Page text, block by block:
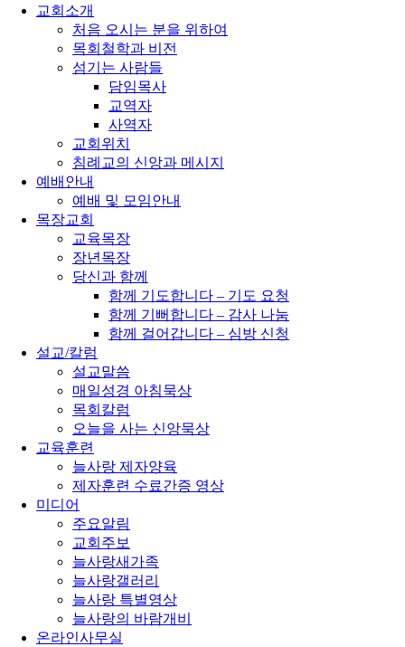
Close
교회소개
처음 오시는 분을 위하여
목회철학과 비전
섬기는 사람들
담임목사
교역자
사역자
교회위치
침례교의 신앙과 메시지
예배안내
예배 및 모임안내
목장교회
교육목장
장년목장
당신과 함께
함께 기도합니다 – 기도 요청
함께 기뻐합니다 – 감사 나눔
함께 걸어갑니다 – 심방 신청
설교/칼럼
설교말씀
매일성경 아침묵상
목회칼럼
오늘을 사는 신앙묵상
교육훈련
늘사랑 제자양육
제자훈련 수료간증 영상
미디어
주요알림
교회주보
늘사랑새가족
늘사랑갤러리
늘사랑 특별영상
늘사랑의 바람개비
온라인사무실